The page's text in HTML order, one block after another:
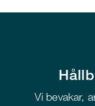
Vi bevakar,